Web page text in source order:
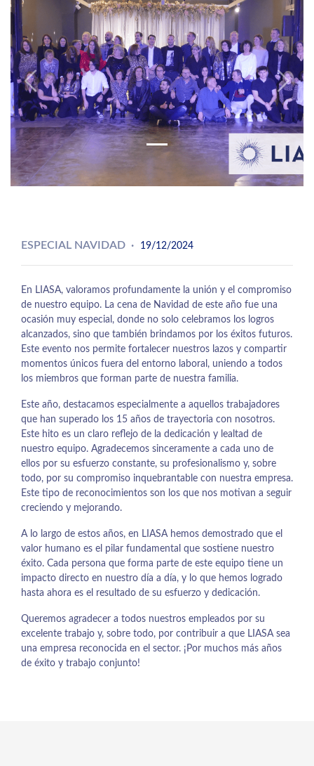
Previous Next
ESPECIAL NAVIDAD 19/12/2024
En LIASA, valoramos profundamente la unión y el compromiso
de nuestro equipo. La cena de Navidad de este año fue una
ocasión muy especial, donde no solo celebramos los logros
alcanzados, sino que también brindamos por los éxitos futuros.
Este evento nos permite fortalecer nuestros lazos y compartir
momentos únicos fuera del entorno laboral, uniendo a todos
los miembros que forman parte de nuestra familia.
Este año, destacamos especialmente a aquellos trabajadores
que han superado los 15 años de trayectoria con nosotros.
Este hito es un claro reflejo de la dedicación y lealtad de
nuestro equipo. Agradecemos sinceramente a cada uno de
ellos por su esfuerzo constante, su profesionalismo y, sobre
todo, por su compromiso inquebrantable con nuestra empresa.
Este tipo de reconocimientos son los que nos motivan a seguir
creciendo y mejorando.
A lo largo de estos años, en LIASA hemos demostrado que el
valor humano es el pilar fundamental que sostiene nuestro
éxito. Cada persona que forma parte de este equipo tiene un
impacto directo en nuestro día a día, y lo que hemos logrado
hasta ahora es el resultado de su esfuerzo y dedicación.
Queremos agradecer a todos nuestros empleados por su
excelente trabajo y, sobre todo, por contribuir a que LIASA sea
una empresa reconocida en el sector. ¡Por muchos más años
de éxito y trabajo conjunto!